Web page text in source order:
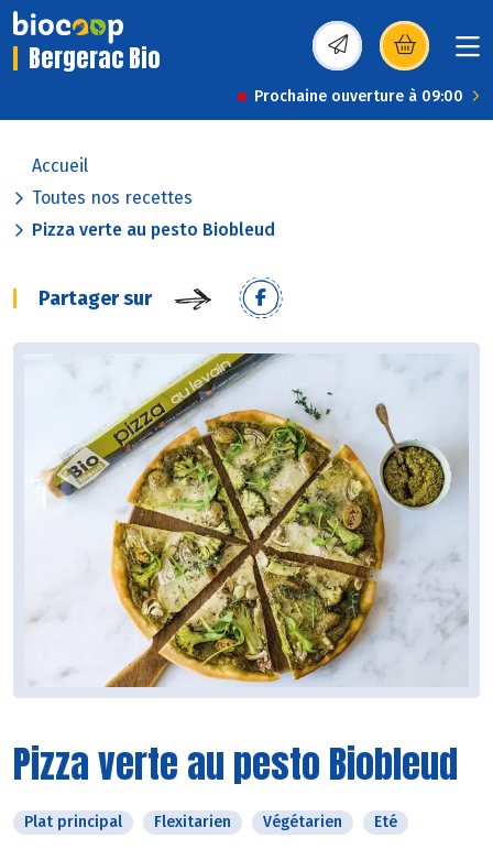
Bergerac Bio (s’ouvre dans une
Prochaine ouverture à 09:00
Accueil
Toutes nos recettes
Pizza verte au pesto Biobleud
Partager sur
Pizza verte au pesto Biobleud
Plat principal Flexitarien Végétarien Eté